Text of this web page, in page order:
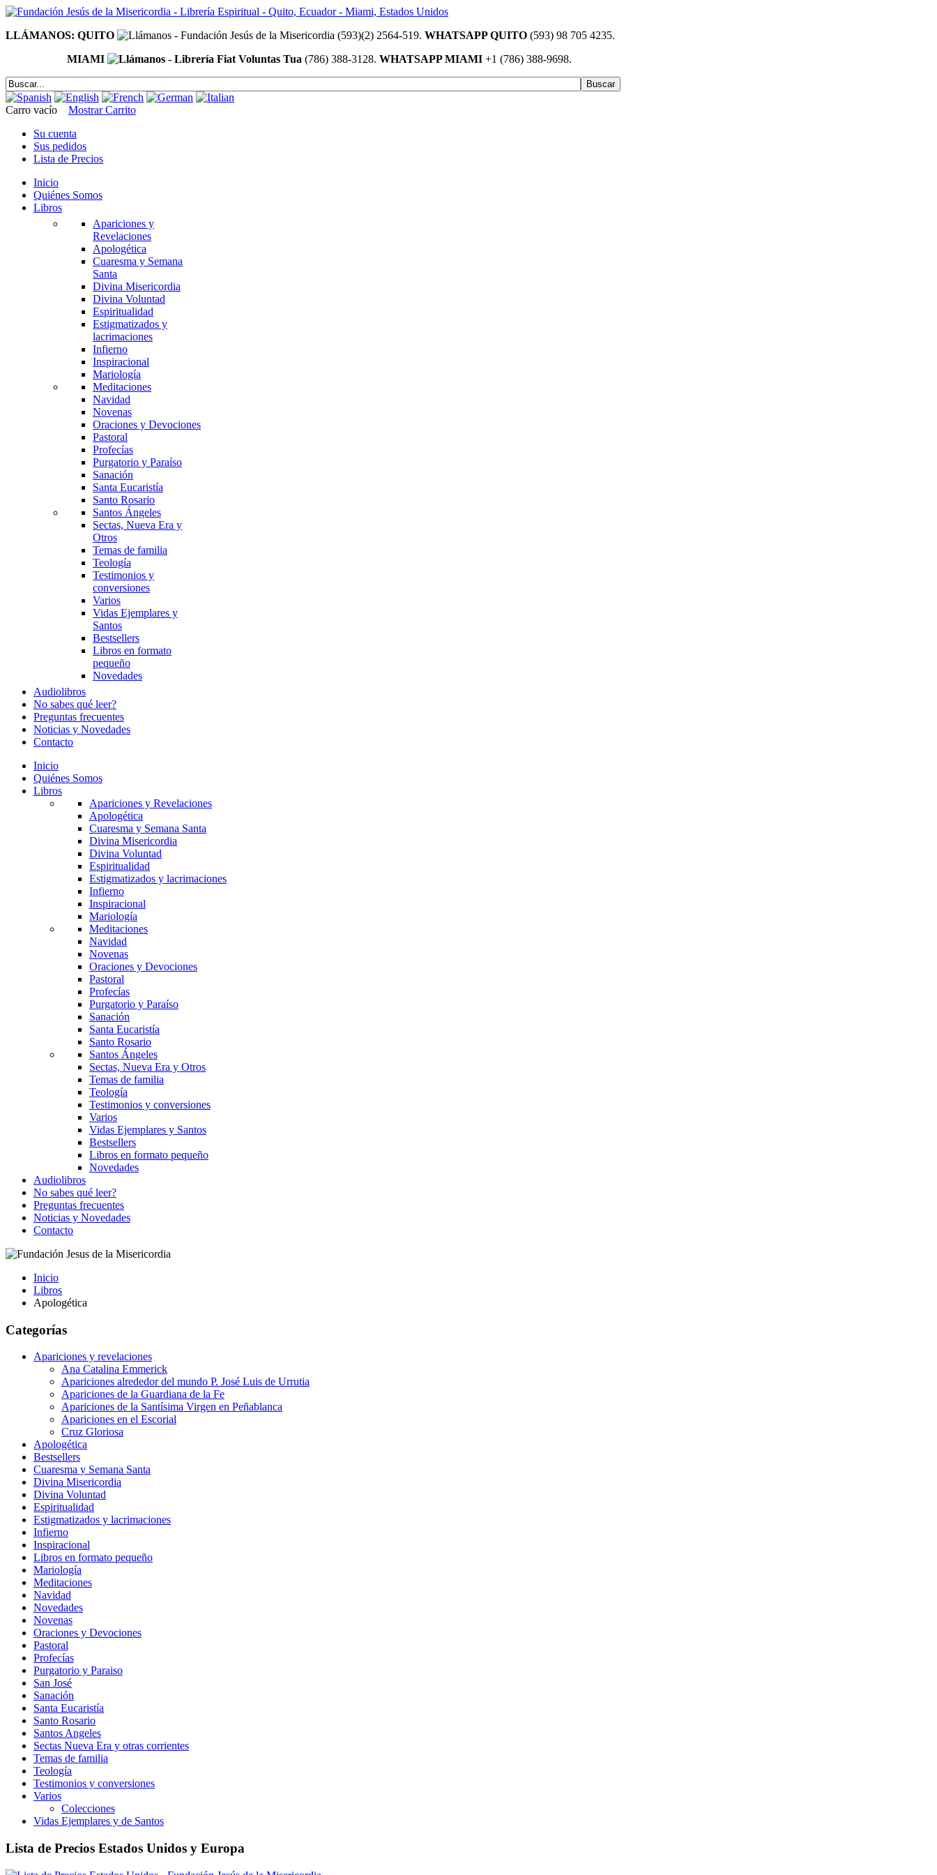
LLÁMANOS: QUITO (593)(2) 2564-519. WHATSAPP QUITO (593) 98 705 4235.
MIAMI
(786) 388-3128. WHATSAPP MIAMI +1 (786) 388-9698.
Carro vacío
Mostrar Carrito
Su cuenta
Sus pedidos
Lista de Precios
Inicio
Quiénes Somos
Libros
Apariciones y
Revelaciones
Apologética
Cuaresma y Semana
Santa
Divina Misericordia
Divina Voluntad
Espiritualidad
Estigmatizados y
lacrimaciones
Infierno
Inspiracional
Mariología
Meditaciones
Navidad
Novenas
Oraciones y Devociones
Pastoral
Profecías
Purgatorio y Paraíso
Sanación
Santa Eucaristía
Santo Rosario
Santos Ángeles
Sectas, Nueva Era y
Otros
Temas de familia
Teología
Testimonios y
conversiones
Varios
Vidas Ejemplares y
Santos
Bestsellers
Libros en formato
pequeño
Novedades
Audiolibros
No sabes qué leer?
Preguntas frecuentes
Noticias y Novedades
Contacto
Inicio
Quiénes Somos
Libros
Apariciones y Revelaciones
Apologética
Cuaresma y Semana Santa
Divina Misericordia
Divina Voluntad
Espiritualidad
Estigmatizados y lacrimaciones
Infierno
Inspiracional
Mariología
Meditaciones
Navidad
Novenas
Oraciones y Devociones
Pastoral
Profecías
Purgatorio y Paraíso
Sanación
Santa Eucaristía
Santo Rosario
Santos Ángeles
Sectas, Nueva Era y Otros
Temas de familia
Teología
Testimonios y conversiones
Varios
Vidas Ejemplares y Santos
Bestsellers
Libros en formato pequeño
Novedades
Audiolibros
No sabes qué leer?
Preguntas frecuentes
Noticias y Novedades
Contacto
Inicio
Libros
Apologética
Categorías
Apariciones y revelaciones
Ana Catalina Emmerick
Apariciones alrededor del mundo P. José Luis de Urrutia
Apariciones de la Guardiana de la Fe
Apariciones de la Santísima Virgen en Peñablanca
Apariciones en el Escorial
Cruz Gloriosa
Apologética
Bestsellers
Cuaresma y Semana Santa
Divina Misericordia
Divina Voluntad
Espiritualidad
Estigmatizados y lacrimaciones
Infierno
Inspiracional
Libros en formato pequeño
Mariología
Meditaciones
Navidad
Novedades
Novenas
Oraciones y Devociones
Pastoral
Profecías
Purgatorio y Paraiso
San José
Sanación
Santa Eucaristía
Santo Rosario
Santos Angeles
Sectas Nueva Era y otras corrientes
Temas de familia
Teología
Testimonios y conversiones
Varios
Colecciones
Vidas Ejemplares y de Santos
Lista de Precios Estados Unidos y Europa